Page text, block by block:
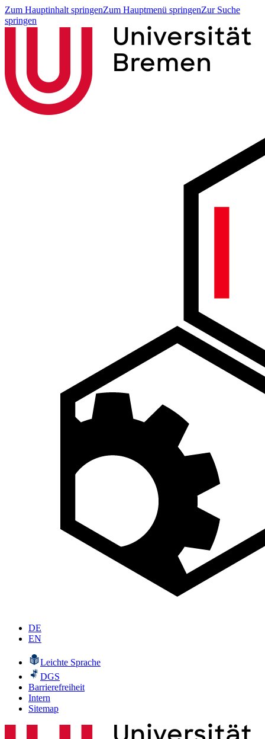
Zum Hauptinhalt springenZum Hauptmenü springenZur Suche
springen
DE
EN
Leichte Sprache
DGS
Barrierefreiheit
Intern
Sitemap